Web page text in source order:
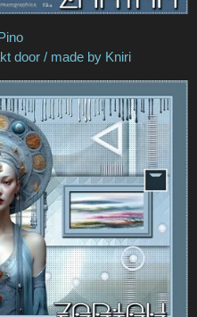
by Nonno Pino
by Kniri